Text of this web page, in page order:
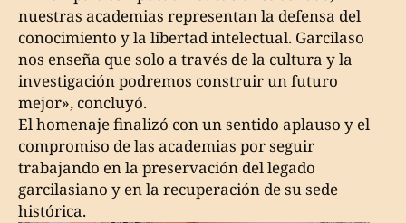
nuestras academias representan la defensa del
conocimiento y la libertad intelectual. Garcilaso
nos enseña que solo a través de la cultura y la
investigación podremos construir un futuro
mejor», concluyó.
El homenaje finalizó con un sentido aplauso y el
compromiso de las academias por seguir
trabajando en la preservación del legado
garcilasiano y en la recuperación de su sede
histórica.